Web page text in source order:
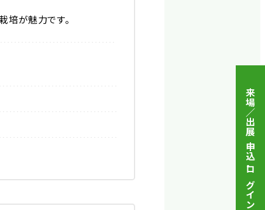
来場／出展 申込
・
ログイン
培が魅力です。